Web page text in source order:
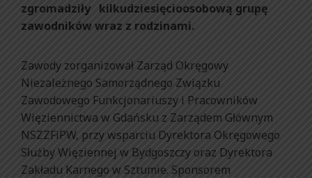
zgromadziły kilkudziesięcioosobową grupę
zawodników wraz z rodzinami.
Zawody zorganizował Zarząd Okręgowy
Niezależnego Samorządnego Związku
Zawodowego Funkcjonariuszy i Pracowników
Więziennictwa w Gdańsku z Zarządem Głównym
NSZZFiPW, przy wsparciu Dyrektora Okręgowego
Służby Więziennej w Bydgoszczy oraz Dyrektora
Zakładu Karnego w Sztumie. Sponsorem